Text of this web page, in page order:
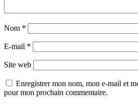
Nom *
E-mail *
Site web
Enregistrer mon nom, mon e-mail et
pour mon prochain commentaire.